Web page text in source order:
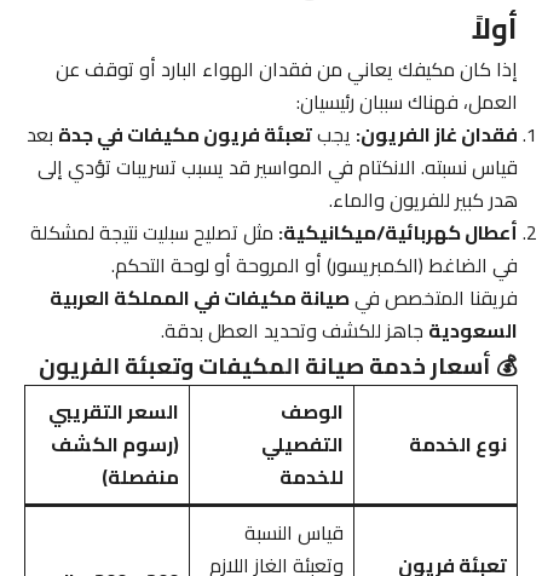
أولاً
إذا كان مكيفك يعاني من فقدان الهواء البارد أو توقف عن
العمل، فهناك سببان رئيسيان:
فقدان غاز الفريون: يجبتعبئة فريون مكيفات في جدة بعد
قياس نسبته. الانكتام في المواسير قد يسبب تسريبات تؤدي إلى
هدر كبير للفريون والماء.
أعطال كهربائية/ميكانيكية: مثل تصليح سبليت نتيجة لمشكلة
في الضاغط (الكمبريسور) أو المروحة أو لوحة التحكم.
فريقنا المتخصص فيصيانة مكيفات في المملكة العربية
السعودية جاهز للكشف وتحديد العطل بدقة.
💰 أسعار خدمة صيانة المكيفات وتعبئة الفريون
نوع الخدمة
الوصف
التفصيلي
للخدمة
السعر التقريبي
(رسوم الكشف
منفصلة)
تعبئة فريون
قياس النسبة
وتعبئة الغاز اللازم